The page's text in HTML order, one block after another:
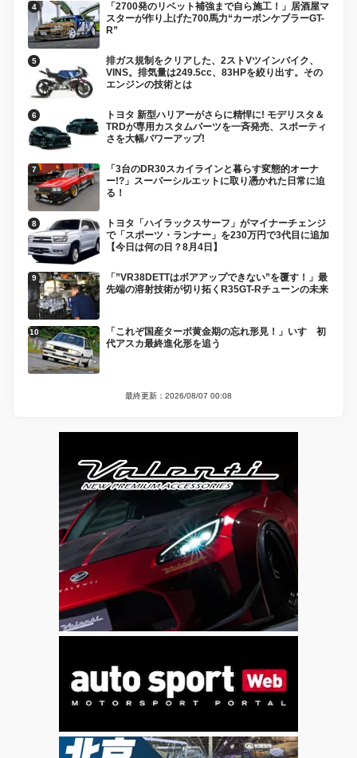
「2700発のリベット補強まで自ら施工！」居酒屋マ
スターが作り上げた700馬力“カーボンケブラーGT-
R”
排ガス規制をクリアした、2ストVツインバイク、
VINS。排気量は249.5cc、83HPを絞り出す。その
エンジンの技術とは
トヨタ 新型ハリアーがさらに精悍に! モデリスタ＆
TRDが専用カスタムパーツを一斉発売、スポーティ
さを大幅パワーアップ!
「3台のDR30スカイラインと暮らす変態的オーナ
ー!?」スーパーシルエットに取り憑かれた日常に迫
る！
トヨタ「ハイラックスサーフ」がマイナーチェンジ
で「スポーツ・ランナー」を230万円で3代目に追加
【今日は何の日？8月4日】
「”VR38DETTはボアアップできない”を覆す！」最
先端の溶射技術が切り拓くR35GT-Rチューンの未来
「これぞ国産ターボ黄金期の忘れ形見！」いすゞ初
代アスカ最終進化形を追う
最終更新：2026/08/07 00:08